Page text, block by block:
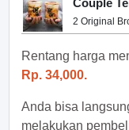
Couple
2 Original
Rentang harga
Rp. 34,000.
Anda bisa
melakukan